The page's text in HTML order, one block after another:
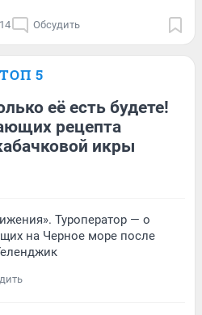
Обсудить
ТОП 5
её есть будете!
рецепта
икры
Туроператор — о
на Черное море после